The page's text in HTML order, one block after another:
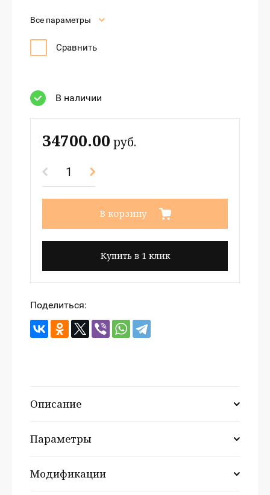
Все параметры
Сравнить
В наличии
34700.00 руб.
В корзину
Купить в 1 клик
Поделиться:
Описание
Параметры
Модификации